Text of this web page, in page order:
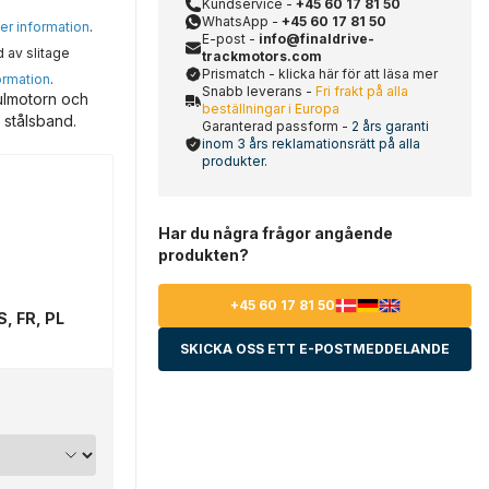
information.
av slitage
.
och
FR, PL
Kundservice - +45 60 17 81 50
WhatsApp - +45 60 17 81 50
E-post - info@finaldrive-
trackmotors.com
Prismatch - klicka här för att läsa mer
Snabb leverans - Fri frakt på alla
beställningar i Europa
Garanterad passform - 2 års garanti
inom 3 års reklamationsrätt på alla
produkter.
Har du några frågor angående
produkten?
+45 60 17 81 50
SKICKA OSS ETT E-POSTMEDDELANDE